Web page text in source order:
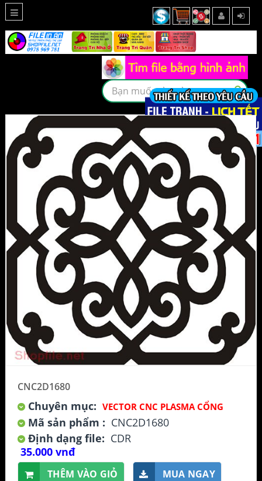
CNC2D1680
Chuyên mục: VECTOR CNC PLASMA CỔNG
Mã sản phẩm : CNC2D1680
Định dạng file: CDR
35.000 vnđ
THÊM VÀO GIỎ MUA NGAY